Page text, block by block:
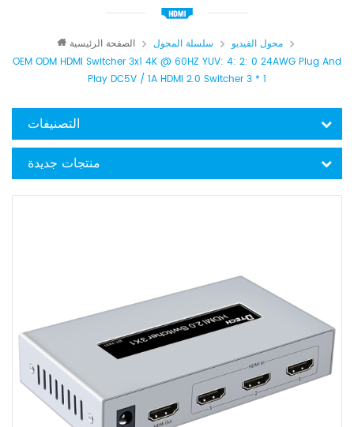
الصفحة الرئيسية سلسلة المحول
محول الفيديو
OEM ODM HDMI Switcher 3x1 4K @ 60HZ YUV: 4: 2: 0 24AWG Plug And
Play DC5V / 1A HDMI 2.0 Switcher 3 * 1
التصنيفات
منتجات جديدة